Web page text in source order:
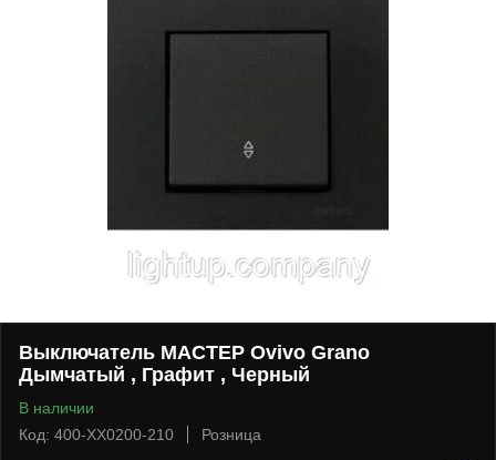
Выключатель МАСТЕР Ovivo Grano
Дымчатый , Графит , Черный
В наличии
Код: 400-XX0200-210
Розница